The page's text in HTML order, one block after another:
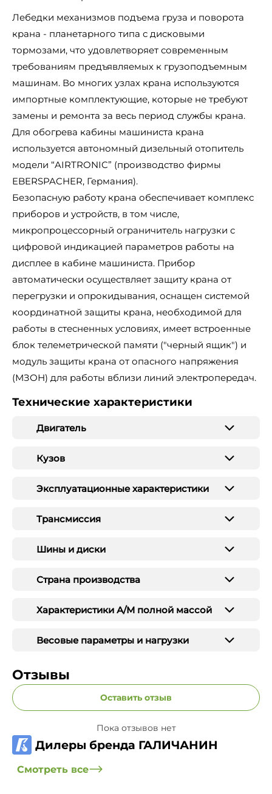
Лебедки механизмов подъема груза и поворота
крана - планетарного типа с дисковыми
тормозами, что удовлетворяет современным
требованиям предъявляемых к грузоподъемным
машинам. Во многих узлах крана используются
импортные комплектующие, которые не требуют
замены и ремонта за весь период службы крана.
Для обогрева кабины машиниста крана
используется автономный дизельный отопитель
модели “AIRTRONIC” (производство фирмы
EBERSPACHER, Германия).
Безопасную работу крана обеспечивает комплекс
приборов и устройств, в том числе,
микропроцессорный ограничитель нагрузки с
цифровой индикацией параметров работы на
дисплее в кабине машиниста. Прибор
автоматически осуществляет защиту крана от
перегрузки и опрокидывания, оснащен системой
координатной защиты крана, необходимой для
работы в стесненных условиях, имеет встроенные
блок телеметрической памяти ("черный ящик") и
модуль защиты крана от опасного напряжения
(МЗОН) для работы вблизи линий электропередач.
Технические характеристики
Двигатель
Кузов
Эксплуатационные характеристики
Трансмиссия
Шины и диски
Страна производства
Характеристики А/М полной массой
Весовые параметры и нагрузки
Отзывы
Оставить отзыв
Пока отзывов нет
Дилеры бренда ГАЛИЧАНИН
Смотреть все